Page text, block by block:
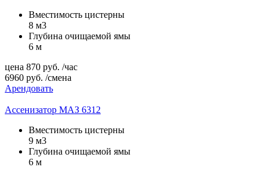
Вместимость цистерны
8 м3
Глубина очищаемой ямы
6 м
цена 870 руб. /час
6960 руб. /смена
Арендовать
Ассенизатор МАЗ 6312
Вместимость цистерны
9 м3
Глубина очищаемой ямы
6 м